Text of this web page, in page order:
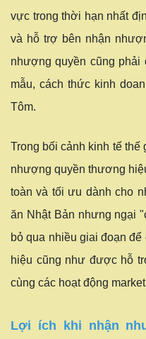
vực trong thời hạn nhất
và hỗ trợ bên nhận
nhượng quyền cũng phải
mẫu, cách thức kinh
Tôm.
Trong bối cảnh kinh tế
nhượng quyền thương
toàn và tối ưu dành cho
ăn Nhật Bản nhưng ngại
bỏ qua nhiều giai đoạn
hiệu cũng như được hỗ
cùng các hoạt động
Lợi ích khi nhận